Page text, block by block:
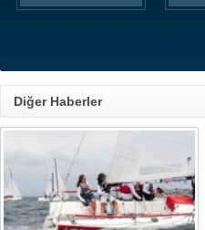
Diğer Haberler